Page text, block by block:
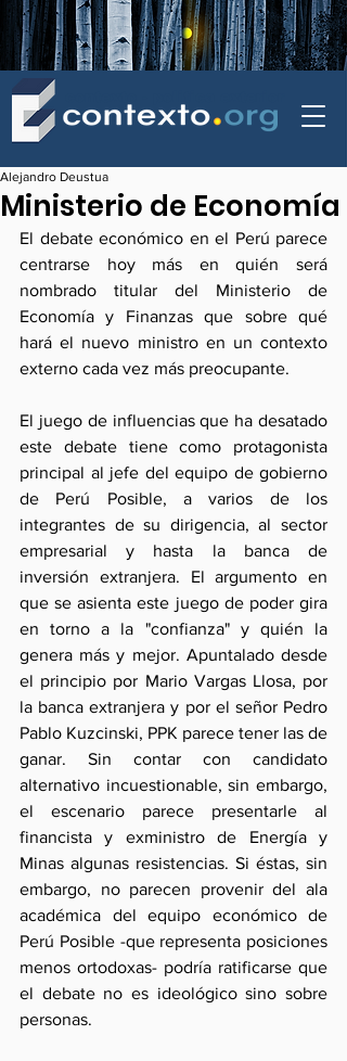
Ministerio de Economía
Alejandro Deustua
El debate económico en el Perú parece
centrarse hoy más en quién será
nombrado titular del Ministerio de
Economía y Finanzas que sobre qué
hará el nuevo ministro en un contexto
externo cada vez más preocupante.
El juego de influencias que ha desatado
este debate tiene como protagonista
principal al jefe del equipo de gobierno
de Perú Posible, a varios de los
integrantes de su dirigencia, al sector
empresarial y hasta la banca de
inversión extranjera. El argumento en
que se asienta este juego de poder gira
en torno a la "confianza" y quién la
genera más y mejor. Apuntalado desde
el principio por Mario Vargas Llosa, por
la banca extranjera y por el señor Pedro
Pablo Kuzcinski, PPK parece tener las de
ganar. Sin contar con candidato
alternativo incuestionable, sin embargo,
el escenario parece presentarle al
financista y exministro de Energía y
Minas algunas resistencias. Si éstas, sin
embargo, no parecen provenir del ala
académica del equipo económico de
Perú Posible -que representa posiciones
menos ortodoxas- podría ratificarse que
el debate no es ideológico sino sobre
personas.